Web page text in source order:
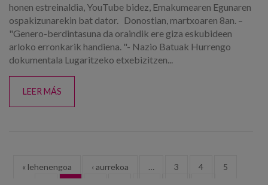
honen estreinaldia, YouTube bidez, Emakumearen Egunaren
ospakizunarekin bat dator. Donostian, martxoaren 8an. –
"Genero-berdintasuna da oraindik ere giza eskubideen
arloko erronkarik handiena. "- Nazio Batuak Hurrengo
dokumentala Lugaritzeko etxebizitzen...
LEER MÁS
Orriak
« lehenengoa ‹ aurrekoa … 3 4
5